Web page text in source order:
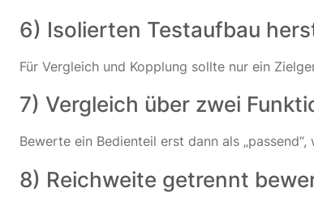
6) Isolierten Testaufbau
Für Vergleich und Kopplung sollte nur ein
7) Vergleich über zwei
Bewerte ein Bedienteil erst dann als
8) Reichweite getrennt